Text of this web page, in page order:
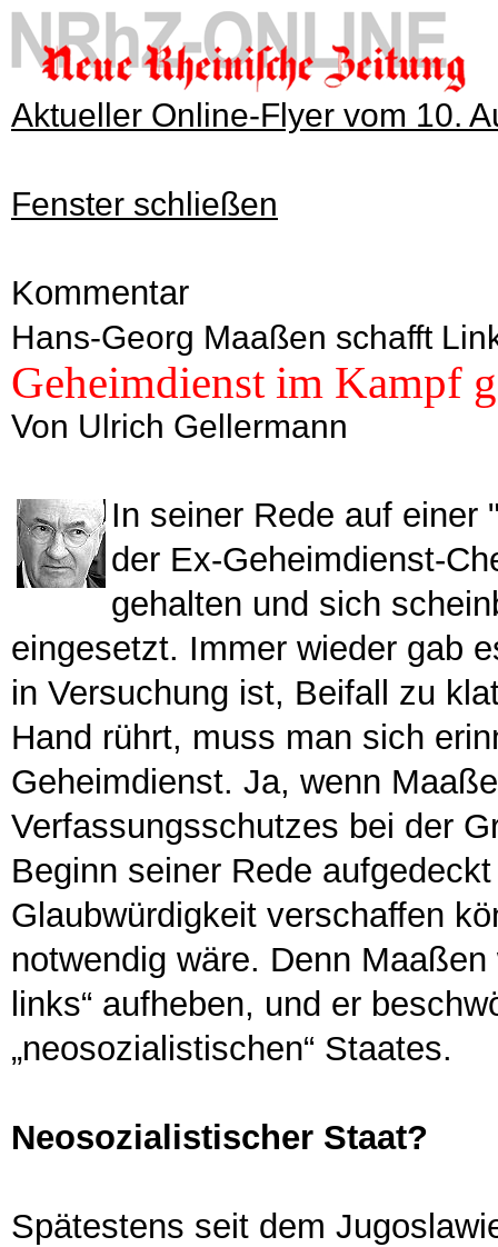
Aktueller Online-Flyer vom 10.
Fenster schließen
Kommentar
Hans-Georg Maaßen schafft
Geheimdienst im Kampf
Von Ulrich Gellermann
In seiner Rede auf einer
der Ex-Geheimdienst-
gehalten und sich
eingesetzt. Immer wieder gab
in Versuchung ist, Beifall zu
Hand rührt, muss man sich
Geheimdienst. Ja, wenn
Verfassungsschutzes bei der
Beginn seiner Rede
Glaubwürdigkeit verschaffen
notwendig wäre. Denn
links“ aufheben, und er
„neosozialistischen“ Staates.
Neosozialistischer Staat?
Spätestens seit dem